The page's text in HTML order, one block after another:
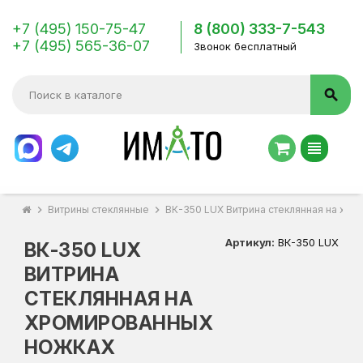
+7 (495) 150-75-47
+7 (495) 565-36-07
8 (800) 333-7-543
Звонок бесплатный
search
view_headline
chevron_right Витрины стеклянные chevron_right ВК-350 LUX Витрина стеклянная на
ВК-350 LUX
ВИТРИНА
СТЕКЛЯННАЯ НА
ХРОМИРОВАННЫХ
НОЖКАХ
Артикул: ВК-350 LUX